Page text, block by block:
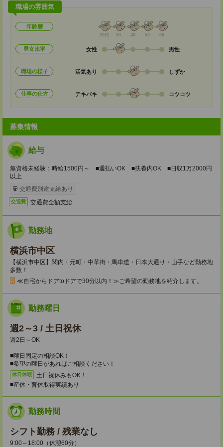
職場の雰囲気
年齢層
20代 30 40 50 60
男女比率 女性 男性
職場の様子 活気あり しずか
仕事の仕方 テキパキ コツコツ
募集情報
給与
無資格未経験：時給1500円～ ■週払いOK ■扶養内OK ■日収1万2000円
以上
交通費別途支給あり
交通費 交通費全額支給
勤務地
横浜市中区
【横浜市中区】関内・元町・中華街・馬車道・日本大通り・山手など勤務地
多数！
≪自宅からドアtoドアで30分以内！≫ご希望の勤務地を紹介します。
勤務曜日
週2～3 / 土日祝休
週2日～OK
■曜日固定の相談OK！
■希望の曜日があればご相談ください！
休日休暇
土日祝休みもOK！
■産休・育休取得実績あり
勤務時間
シフト勤務 / 残業なし
9:00～18:00（休憩60分）